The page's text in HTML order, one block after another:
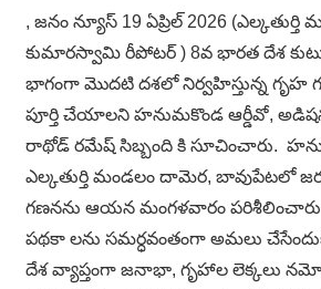
, జనం న్యూస్ 19 ఏప్రిల్ 2026 (ఎల్కతుర్తి
కుమారస్వామి రీపోటర్ ) 8వ భారత దేశ
భాగంగా మొదటి దశలో నిర్వహిస్తున్న గృహ
పూర్తి చేయాలని హనుమకొండ ఆర్డీవో,
రాథోడ్ రమేష్ సిబ్బంది కి సూచించారు.
ఎల్కతుర్తి మండలం దామెర, బావుపేటలో
గణనను ఆయన మంగళవారం పరిశీలించారు.
పథకా లను సమర్ధవంతంగా అమలు
దేశ వ్యాప్తంగా జనాభా, గృహాల లెక్కలు